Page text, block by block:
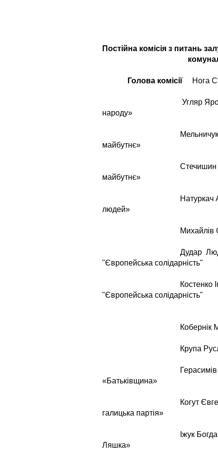
Постійна комісія з питань
Голова комісії Нога
Угляр Ярослав
народу»
Мельничук Олег
майбутнє»
Стечишин Іван
майбутнє»
Натуркач Андрій
людей»
Михайлів Олег
Дудар Людмила
"Європейська солідарність"
Костенко Ігор
"Європейська солідарність"
Кобернік Мар`яна
Крупа Руслан
Герасимів
«Батьківщина»
Когут Євгенія
галицька партія
Іжук Богдан
Ляшка»